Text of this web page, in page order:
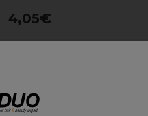
4,05€